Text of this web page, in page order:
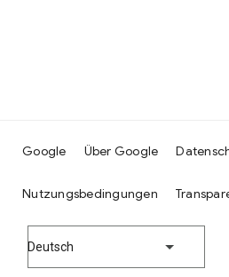
Google Über Google
Nutzungsbedingungen
Deutsch